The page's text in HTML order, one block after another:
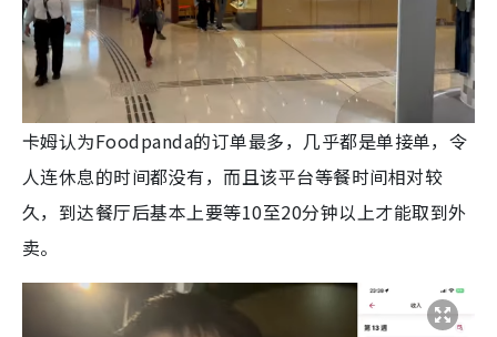
卡姆认为Foodpanda的订单最多，几乎都是单接单，令
人连休息的时间都没有，而且该平台等餐时间相对较
久，到达餐厅后基本上要等10至20分钟以上才能取到外
卖。